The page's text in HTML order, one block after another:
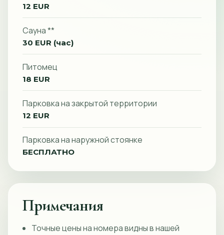
12 EUR
Сауна **
30 EUR (час)
Питомец
18 EUR
Парковка на закрытой территории
12 EUR
Парковка на наружной стоянке
БЕСПЛАТНО
Примечания
Точные цены на номера видны в нашей